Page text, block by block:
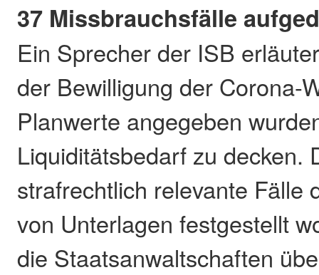
37 Missbrauchsfälle
Ein Sprecher der ISB
der Bewilligung der Corona-
Planwerte angegeben
Liquiditätsbedarf zu decken.
strafrechtlich relevante Fälle
von Unterlagen festgestellt
die Staatsanwaltschaften